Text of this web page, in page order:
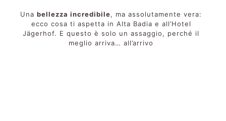
Unabellezza incredibile, ma assolutamente vera:
ecco cosa ti aspetta in Alta Badia e all’Hotel
Jägerhof. E questo è solo un assaggio, perché il
meglio arriva… all’arrivo